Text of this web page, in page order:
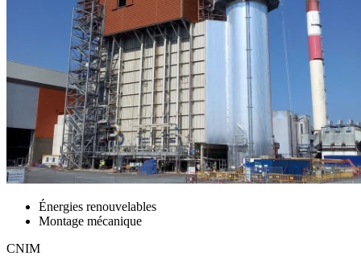
Énergies renouvelables
Montage mécanique
CNIM